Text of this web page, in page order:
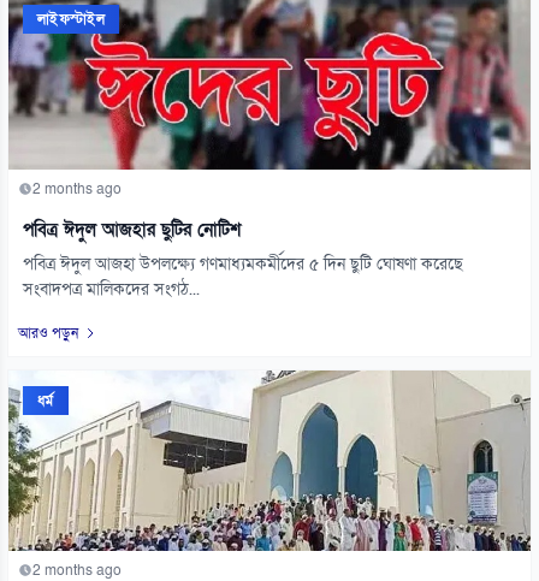
লাইফস্টাইল
2 months ago
পবিত্র ঈদুল আজহার ছুটির নোটিশ
পবিত্র ঈদুল আজহা উপলক্ষ্যে গণমাধ্যমকর্মীদের ৫ দিন ছুটি ঘোষণা করেছে
সংবাদপত্র মালিকদের সংগঠ...
আরও পড়ুন
ধর্ম
2 months ago